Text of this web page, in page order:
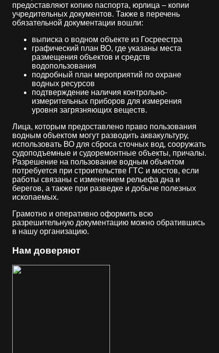
предоставляют копию паспорта, юрлица – копии
учредительных документов. Также в перечень
обязательной документации вошли:
выписка о водном объекте из Госреестра
графический план ВО, где указаны места
размещения объектов и средств
водопользования
подробный план мероприятий по охране
водных ресурсов
подтверждение наличия контрольно-
измерительных приборов для измерения
уровня загрязняющих веществ.
Лица, которым предоставлено право пользования
водным объектом могут разводить аквакультуру,
использовать ВО для сброса сточных вод, сооружать
судоподъемные и судоремонтные объекты, причалы.
Разрешение на пользование водным объектом
потребуется при строительстве ГТС и мостов, если
работы связаны с изменением рельефа дна и
берегов, а также при разведке и добыче полезных
ископаемых.
Грамотно и оперативно оформить всю
разрешительную документацию можно обратившись
в нашу организацию.
Нам доверяют